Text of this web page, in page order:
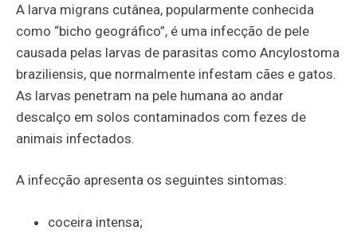
A larva migrans cutânea, popularmente conhecida
como “bicho geográfico”, é uma infecção de pele
causada pelas larvas de parasitas como Ancylostoma
braziliensis, que normalmente infestam cães e gatos.
As larvas penetram na pele humana ao andar
descalço em solos contaminados com fezes de
animais infectados.
A infecção apresenta os seguintes sintomas:
coceira intensa;